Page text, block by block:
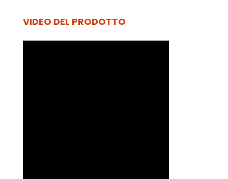
VIDEO DEL PRODOTTO